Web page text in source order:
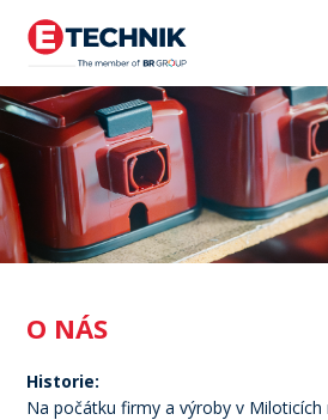
O NÁS
Historie:
Na počátku firmy a výroby v Miloticích